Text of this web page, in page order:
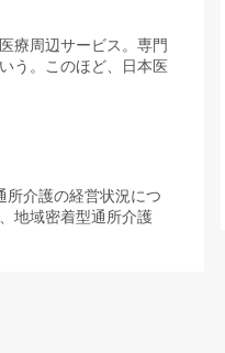
療周辺サービス。専門
う。このほど、日本医
介護の経営状況につ
地域密着型通所介護